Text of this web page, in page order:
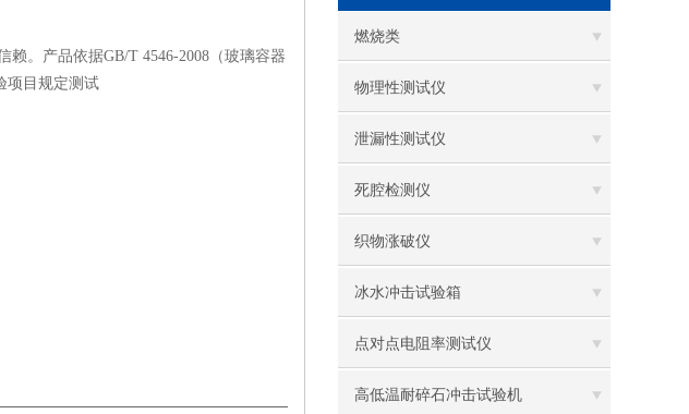
赖。产品依据GB/T 4546-2008（玻璃容器
项目规定测试
燃烧类
物理性测试仪
泄漏性测试仪
死腔检测仪
织物涨破仪
冰水冲击试验箱
点对点电阻率测试仪
高低温耐碎石冲击试验机